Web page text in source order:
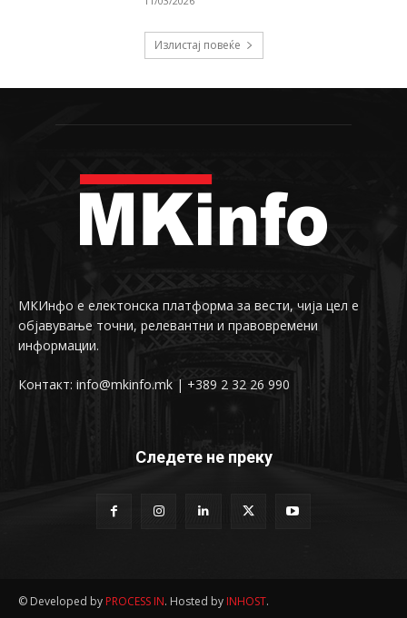
Излистај повеќе
МКИнфо е електонска платформа за вести, чија цел е
објавување точни, релевантни и правовремени
информации.
Контакт: info@mkinfo.mk | +389 2 32 26 990
Следете не преку
© Developed by PROCESS IN. Hosted by INHOST.